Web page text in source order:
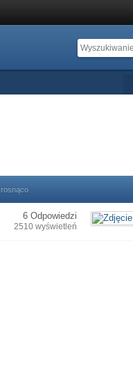
rosnąco
6 Odpowiedzi
2510 wyświetleń